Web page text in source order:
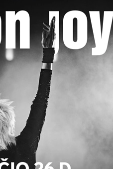
Vilnius, Lukiškių kalėjimas 2.0
Kakava
 Lapkritis 13 - 14
EROS 2026